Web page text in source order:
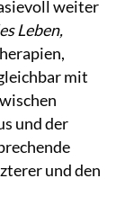
weiter
Leben,
mit
und der
und den